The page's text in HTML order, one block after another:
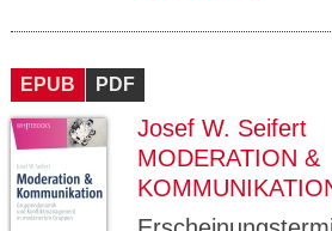
EPUB PDF
Josef W. Seifert
MODERATION &